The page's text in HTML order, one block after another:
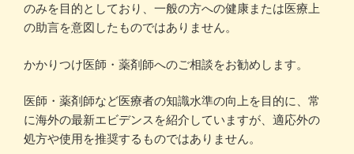
のみを目的としており、一般の方への健康または医療上
の助言を意図したものではありません。
かかりつけ医師・薬剤師へのご相談をお勧めします。
医師・薬剤師など医療者の知識水準の向上を目的に、常
に海外の最新エビデンスを紹介していますが、適応外の
処方や使用を推奨するものではありません。